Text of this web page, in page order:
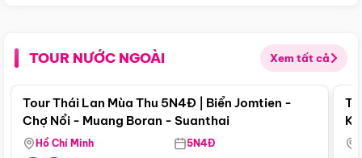
TOUR NƯỚC NGOÀI Xem tất cả
Điểm nổi bật
Tour Thái Lan Mùa Thu 5N4Đ | Biển Jomtien -
Chợ Nổi - Muang Boran - Suanthai
Hồ Chí Minh 5N4Đ